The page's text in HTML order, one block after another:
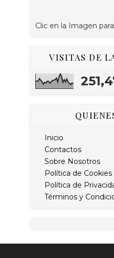
Clic en la Imagen
VISITAS DE
Inicio
Contactos
Sobre Nosotros
Política de Cookies
Política de
Términos y